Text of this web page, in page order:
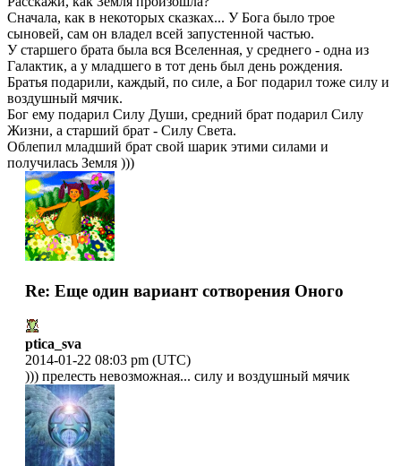
Сначала, как в некоторых сказках... У Бога было трое
сыновей, сам он владел всей запустенной частью.
У старшего брата была вся Вселенная, у среднего - одна из
Галактик, а у младшего в тот день был день рождения.
Братья подарили, каждый, по силе, а Бог подарил тоже силу и
воздушный мячик.
Бог ему подарил Силу Души, средний брат подарил Силу
Жизни, а старший брат - Силу Света.
Облепил младший брат свой шарик этими силами и
получилась Земля )))
Re: Еще один вариант сотворения Оного
ptica_sva
2014-01-22 08:03 pm (UTC)
))) прелесть невозможная... силу и воздушный мячик